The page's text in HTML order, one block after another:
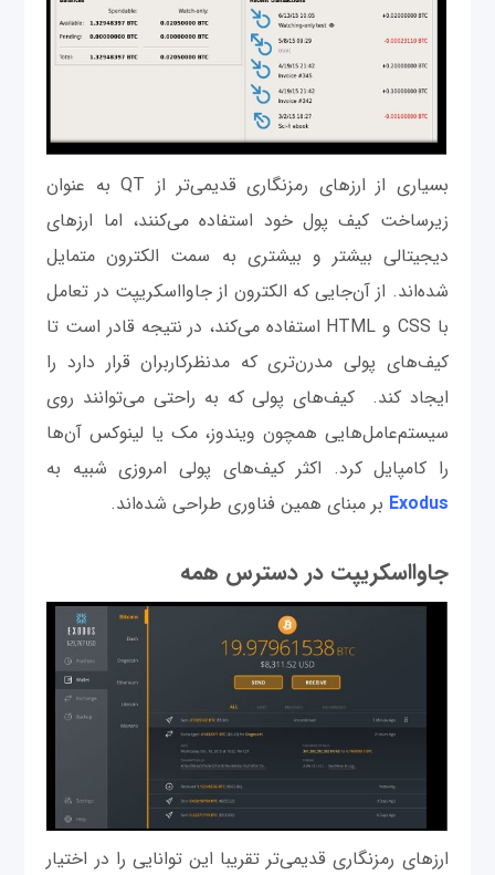
بسیاری از ارزهای رمزنگاری قدیمی‌تر از QT به عنوان
زیرساخت کیف پول خود استفاده می‌کنند، اما ارزهای
دیجیتالی بیشتر و بیشتری به سمت الکترون متمایل
شده‌اند. از آن‌جایی که الکترون از جاوااسکریپت در تعامل
با CSS و HTML استفاده می‌کند، در نتیجه قادر است تا
کیف‌های پولی مدرن‌تری که مدنظرکاربران قرار دارد را
ایجاد کند. کیف‌های پولی که به راحتی می‌توانند روی
سیستم‌عامل‌هایی همچون ویندوز، مک یا لینوکس آن‌ها
را کامپایل کرد. اکثر کیف‌های پولی امروزی شبیه به
Exodus بر مبنای همین فناوری طراحی شده‌اند.
جاوااسکریپت در دسترس همه
ارزهای رمزنگاری قدیمی‌تر تقریبا این توانایی را در اختیار